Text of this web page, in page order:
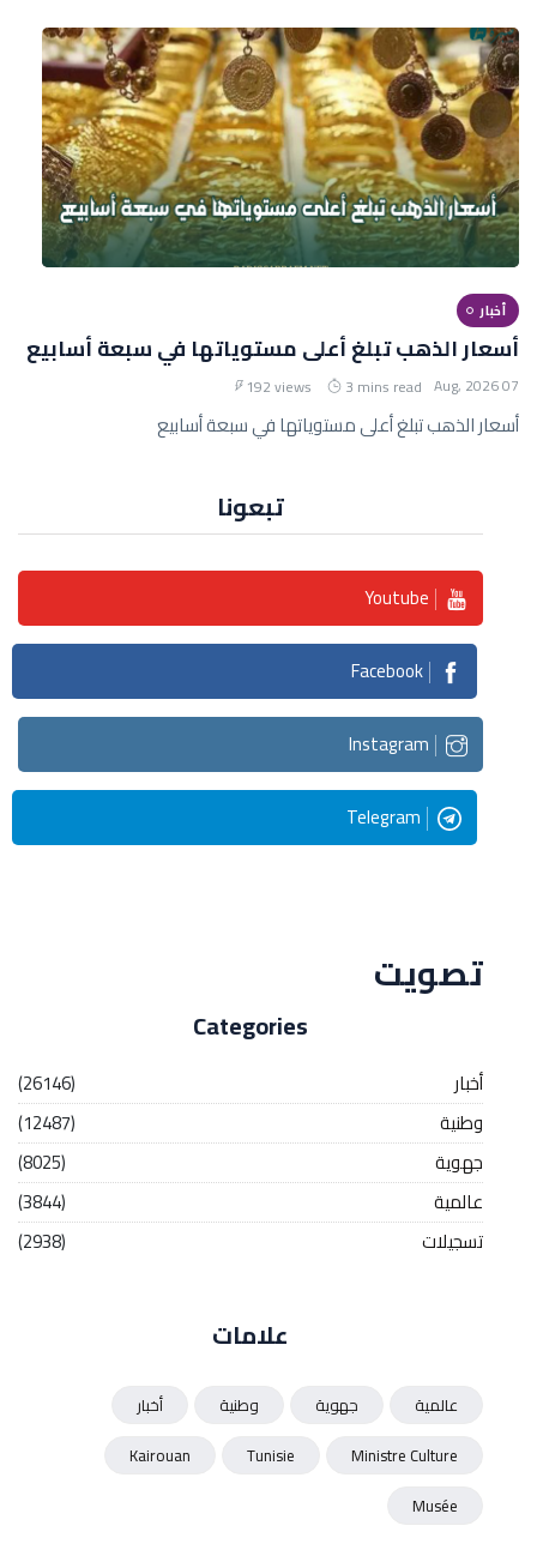
أخبار
أسعار الذهب تبلغ أعلى مستوياتها في سبعة أسابيع
07 Aug, 2026
3 mins read
192 views
أسعار الذهب تبلغ أعلى مستوياتها في سبعة أسابيع
تبعونا
Youtube
Facebook
Instagram
Telegram
تصويت
Categories
أخبار
(26146)
وطنية
(12487)
جهوية
(8025)
عالمية
(3844)
تسجيلات
(2938)
علامات
عالمية جهوية وطنية
أخبار
Ministre Culture
Tunisie
Kairouan
Musée